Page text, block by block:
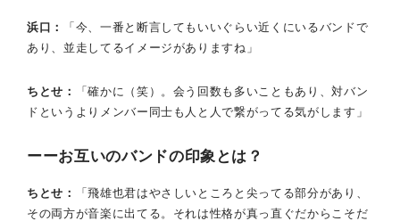
浜口
「今、一番と断言してもいいぐらい近くにいるバンドで
あり、並走してるイメージがありますね」
ちとせ
「確かに（笑）。会う回数も多いこともあり、対バン
ドというよりメンバー同士も人と人で繋がってる気がします」
お互いのバンドの印象とは？
ちとせ
「飛雄也君はやさしいところと尖ってる部分があり、
その両方が音楽に出てる。それは性格が真っ直ぐだからこそだ